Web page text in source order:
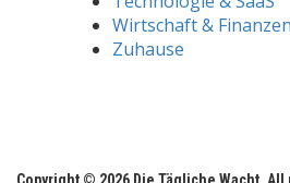
Wirtschaft & Finanzen
Zuhause